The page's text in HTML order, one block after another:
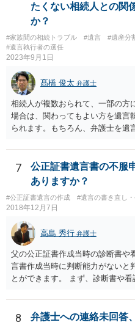
たくない相続人との関
か？
#家族間の相続トラブル #遺言 #遺産分
#遺言執行者の選任
2023年9月1日
髙橋 俊太 弁護士
相続人が複数おられて、一部の方
場合は、関わってもよい方を遺言
られます。もちろん、弁護士を遺
方に再委任の権限を付与しておく
士に直接ご相談されることをお勧
7
公正証書遺言書の不服
ありますか？
#公正証書遺言の作成 #遺言の書き直し
2018年12月7日
高島 秀行 弁護士
父の公正証書作成当時の診断書や
言書作成当時に判断能力がないと
とができます。 まず、診断書や
いと思います。
8
弁護士への連絡未回答